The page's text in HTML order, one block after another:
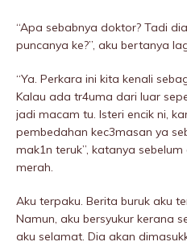
“Apa sebabnya doktor? Tadi
puncanya ke?”, aku bertanya
“Ya. Perkara ini kita kenali
Kalau ada tr4uma dari luar
jadi macam tu. Isteri encik ni,
pembedahan kec3masan ya
mak1n teruk”, katanya
merah.
Aku terpaku. Berita buruk aku
Namun, aku bersyukur kerana
aku seIamat. Dia akan